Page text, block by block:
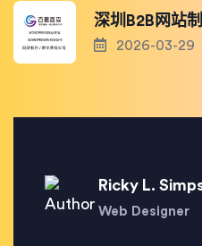
深圳B2B网站
2026-03-29
Ricky L.
Web Designer